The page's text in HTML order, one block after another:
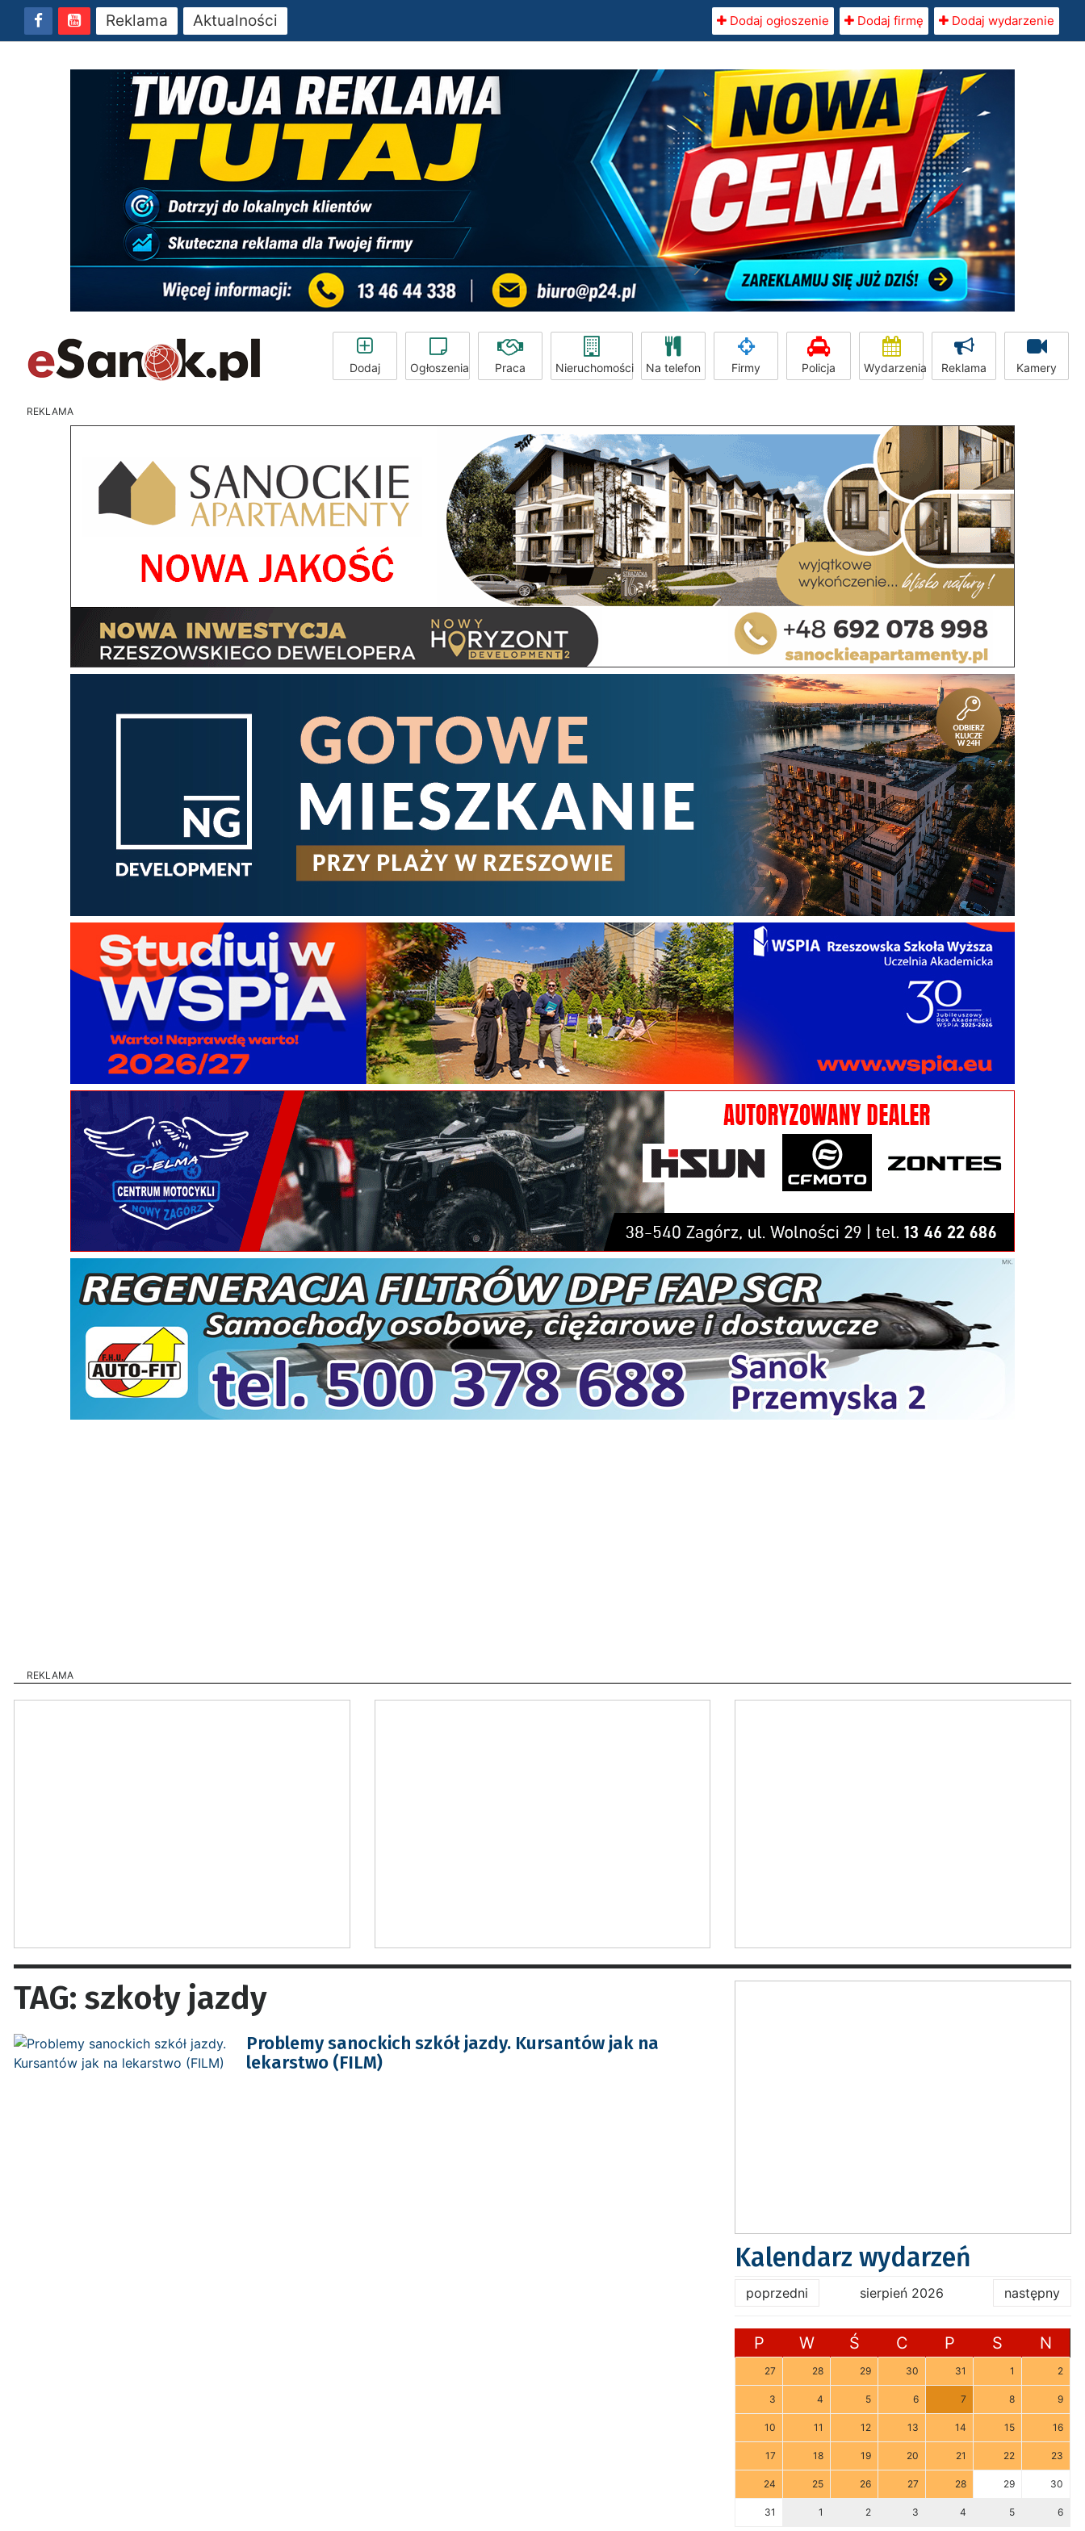
Reklama Aktualności Dodaj ogłoszenie Dodaj firmę Dodaj wydarzenie
Dodaj Ogłoszenia Praca Nieruchomości Na telefon Firmy Policja Wydarzenia Reklama Kamery
REKLAMA
REKLAMA
TAG: szkoły jazdy
Problemy sanockich szkół jazdy. Kursantów jak na
lekarstwo (FILM)
Kalendarz wydarzeń
poprzedni sierpień 2026 następny
P W Ś C P S N
27 28 29 30 31 1 2
3 4 5 6 7 8 9
10 11 12 13 14 15 16
17 18 19 20 21 22 23
24 25 26 27 28 29 30
31 1 2 3 4 5 6